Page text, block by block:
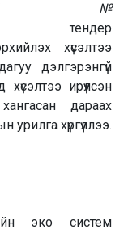
№
тендер
хүсэлтээ
дэлгэрэнгүй
ирүүлсэн
дараах
хүргүүллээ.
эко систем